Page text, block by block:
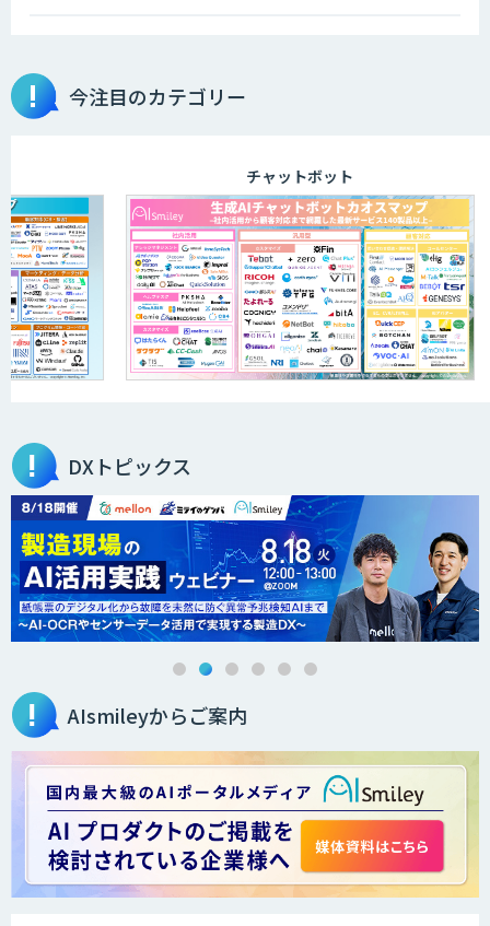
物品輸出から留学生・研究者のバックチ
ェックまで自動化。輸出管理
JOINT AI Flow byGMO
AIR-NEXUS
secondz Agentsense
法人向けAIエージェント「OfficeAI社
員」
2層ナレッジ×AIで顧客コミュニケーシ
＜Dify活用＞AIエージェントDRIVE
今注目のカテゴリー
チャットボット
DXトピックス
AIsmileyからご案内